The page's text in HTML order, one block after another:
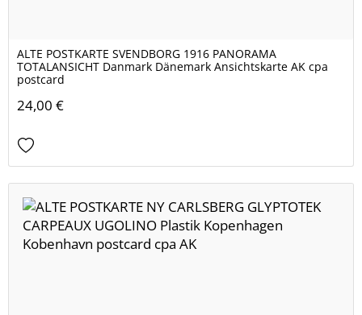
ALTE POSTKARTE SVENDBORG 1916 PANORAMA
TOTALANSICHT Danmark Dänemark Ansichtskarte AK cpa
postcard
24,00 €